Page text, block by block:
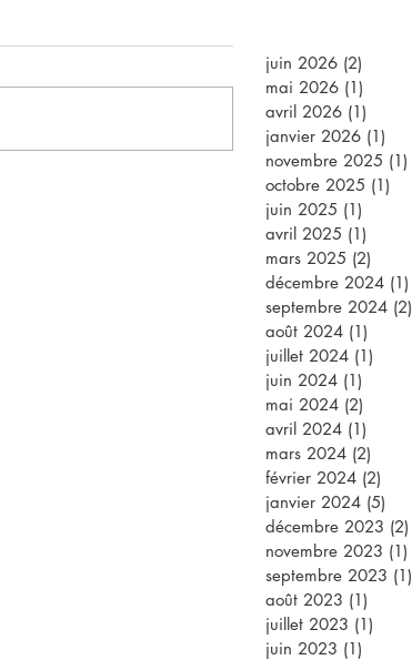
juin 2026 (2)
mai 2026 (1)
avril 2026 (1)
janvier 2026 (1)
novembre 2025 (1)
octobre 2025 (1)
juin 2025 (1)
avril 2025 (1)
mars 2025 (2)
décembre 2024 (1)
septembre 2024 (2)
août 2024 (1)
juillet 2024 (1)
juin 2024 (1)
mai 2024 (2)
avril 2024 (1)
mars 2024 (2)
février 2024 (2)
janvier 2024 (5)
décembre 2023 (2)
novembre 2023 (1)
septembre 2023 (1)
août 2023 (1)
juillet 2023 (1)
juin 2023 (1)